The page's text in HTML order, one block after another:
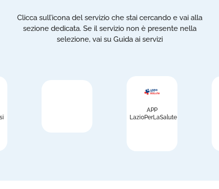
Clicca sull’icona del servizio che stai cercando e vai alla
sezione dedicata. Se il servizio non è presente nella
selezione, vai su Guida ai servizi
APP
LazioPerLaSalute